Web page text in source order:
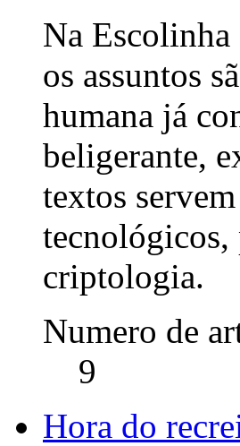
Na Escolinha
os assuntos
humana já
beligerante,
textos
tecnológicos,
criptologia.
Numero de
9
Hora do